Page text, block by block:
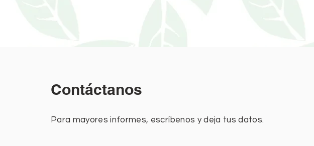
Contáctanos
Para mayores informes, escríbenos y deja tus datos.